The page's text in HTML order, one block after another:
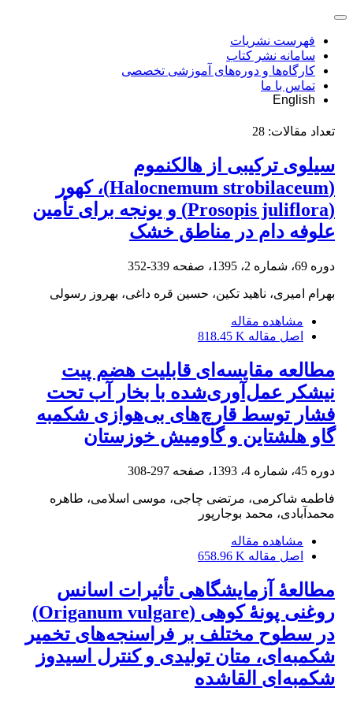
فهرست نشریات
سامانه نشر کتاب
کارگاه‌ها و دوره‌های آموزشی تخصصی
تماس با ما
English
تعداد مقالات: 28
سیلوی ترکیبی از هالکنموم
(Halocnemum strobilaceum)، کهور
(Prosopis juliflora) و یونجه برای تأمین
علوفه دام در مناطق خشک
دوره 69، شماره 2، 1395، صفحه 339-352
بهرام امیری، ناهید تکین، حسین قره داغی، بهروز رسولی
مشاهده مقاله
اصل مقاله 818.45 K
مطالعه مقایسه‌ای قابلیت هضم پیت
نیشکر عمل‌آوری‌شده با بخار آب تحت
فشار توسط قارچ‌های بی‌هوازی شکمبه
گاو هلشتاین و گاومیش خوزستان
دوره 45، شماره 4، 1393، صفحه 297-308
فاطمه شاکرمی، مرتضی چاجی، موسی اسلامی، طاهره
محمدآبادی، محمد بوجارپور
مشاهده مقاله
اصل مقاله 658.96 K
مطالعۀ آزمایشگاهی تأثیرات اسانس
روغنی پونۀ کوهی (Origanum vulgare)
در سطوح مختلف بر فراسنجه‌های تخمیر
شکمبه‌ای، متان تولیدی و کنترل اسیدوز
شکمبه‌ای القاشده